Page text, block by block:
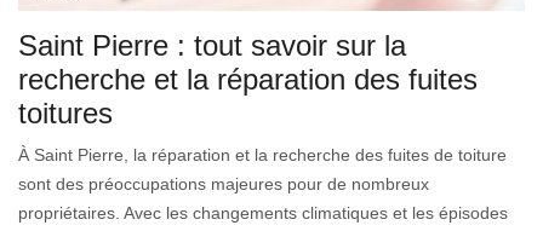
Saint Pierre : tout savoir sur la
recherche et la réparation des fuites
toitures
À Saint Pierre, la réparation et la recherche des fuites de toiture
sont des préoccupations majeures pour de nombreux
propriétaires. Avec les changements climatiques et les épisodes